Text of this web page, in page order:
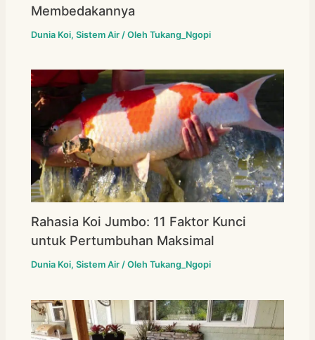
Membedakannya
Dunia Koi,Sistem Air / OlehTukang_Ngopi
Rahasia Koi Jumbo: 11 Faktor Kunci
untuk Pertumbuhan Maksimal
Dunia Koi,Sistem Air / OlehTukang_Ngopi